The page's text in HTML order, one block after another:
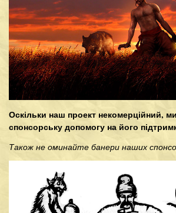
Оскільки наш проект некомерційний,
спонсорську допомогу на його
Також не оминайте банери наших